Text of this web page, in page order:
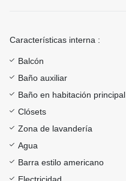
Características interna :
Balcón
Baño auxiliar
Baño en habitación principal
Clósets
Zona de lavandería
Agua
Barra estilo americano